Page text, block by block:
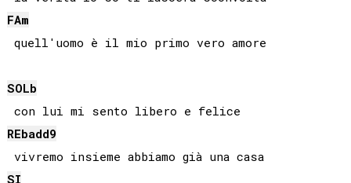
FAm
SOLb
REbadd9
vivremo insieme abbiamo già una casa
SI